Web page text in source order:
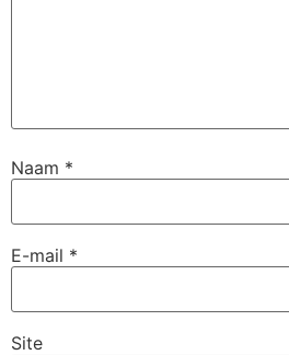
Naam *
E-mail *
Site